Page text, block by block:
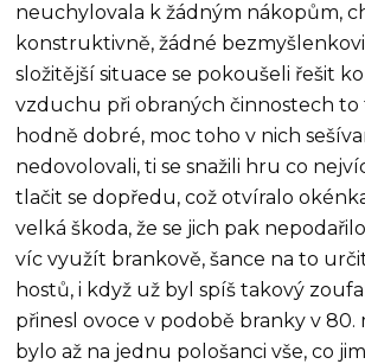
neuchylovala k žádným nákopům,
konstruktivně, žádné
složitější situace se pokoušeli řešit
vzduchu při obraných činnostech to
hodně dobré, moc toho v nich
nedovolovali, ti se snažili hru co
tlačit se dopředu, což otvíralo
velká škoda, že se jich pak
víc využít brankově, šance na to
hostů, i když už byl spíš takový
přinesl ovoce v podobě branky v 80.
bylo až na jednu pološanci vše, co